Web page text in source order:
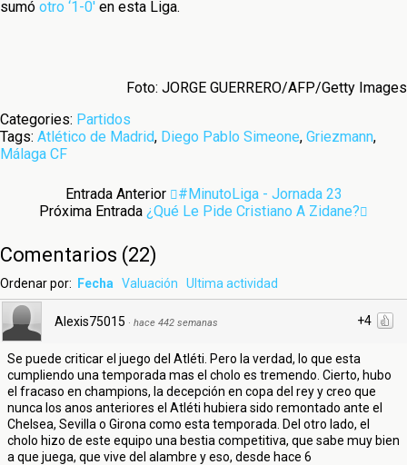
sumó otro ‘1-0′ en esta Liga.
Foto: JORGE GUERRERO/AFP/Getty Images
Categories: Partidos
Tags: Atlético de Madrid, Diego Pablo Simeone, Griezmann,
Málaga CF
Entrada Anterior
#MinutoLiga - Jornada 23
Próxima Entrada ¿Qué Le Pide Cristiano A Zidane?
Comentarios (22)
Ordenar por: Fecha Valuación Ultima actividad
+4
Alexis75015 · hace 442 semanas
Se puede criticar el juego del Atléti. Pero la verdad, lo que esta
cumpliendo una temporada mas el cholo es tremendo. Cierto, hubo
el fracaso en champions, la decepción en copa del rey y creo que
nunca los anos anteriores el Atléti hubiera sido remontado ante el
Chelsea, Sevilla o Girona como esta temporada. Del otro lado, el
cholo hizo de este equipo una bestia competitiva, que sabe muy bien
a que juega, que vive del alambre y eso, desde hace 6